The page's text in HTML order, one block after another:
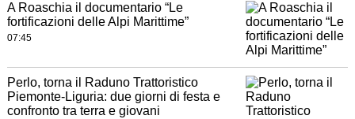
A Roaschia il documentario “Le
fortificazioni delle Alpi Marittime”
07:45
Perlo, torna il Raduno Trattoristico
Piemonte-Liguria: due giorni di festa e
confronto tra terra e giovani